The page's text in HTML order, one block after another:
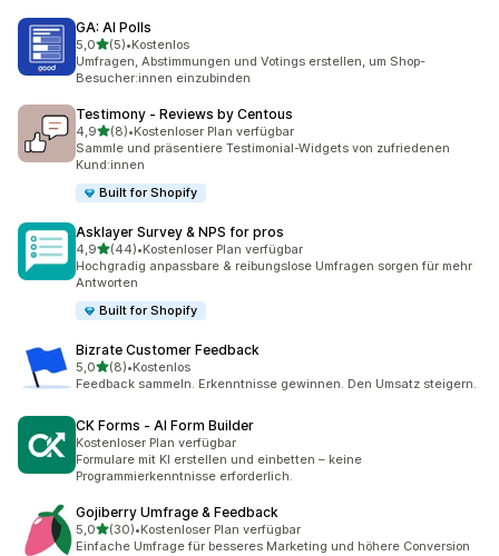
GA: AI Polls
5,0von 5 Sternen
(5)
5 Rezensionen insgesamt
•Kostenlos
Umfragen, Abstimmungen und Votings erstellen, um Shop-
Besucher:innen einzubinden
Testimony ‑ Reviews by Centous
4,9von 5 Sternen
(8)
8 Rezensionen insgesamt
•Kostenloser Plan verfügbar
Sammle und präsentiere Testimonial-Widgets von zufriedenen
Kund:innen
Built for Shopify
Asklayer Survey & NPS for pros
4,9von 5 Sternen
(44)
44 Rezensionen insgesamt
•Kostenloser Plan verfügbar
Hochgradig anpassbare & reibungslose Umfragen sorgen für mehr
Antworten
Built for Shopify
Bizrate Customer Feedback
5,0von 5 Sternen
(8)
8 Rezensionen insgesamt
•Kostenlos
Feedback sammeln. Erkenntnisse gewinnen. Den Umsatz steigern.
CK Forms ‑ AI Form Builder
Kostenloser Plan verfügbar
Formulare mit KI erstellen und einbetten – keine
Programmierkenntnisse erforderlich.
Gojiberry Umfrage & Feedback
5,0von 5 Sternen
(30)
30 Rezensionen insgesamt
•Kostenloser Plan verfügbar
Einfache Umfrage für besseres Marketing und höhere Conversion